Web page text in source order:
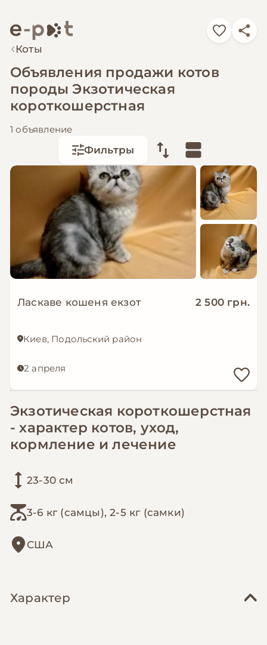
Коты
Объявления продажи котов
породы Экзотическая
короткошерстная
1 объявление
Фильтры
Ласкаве кошеня екзот 2 500 грн.
Киев, Подольский район
2 апреля
Экзотическая короткошерстная
- характер котов, уход,
кормление и лечение
23-30 см
3-6 кг (самцы), 2-5 кг (самки)
США
Характер